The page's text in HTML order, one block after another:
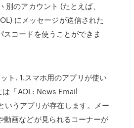
別のアカウント (たとえば、
にメッセージが送信された
スコードを使うことができま
ト. 1.スマホ用のアプリが使い
「AOL: News Email
うアプリが存在します。メー
動画などが見られるコーナーが